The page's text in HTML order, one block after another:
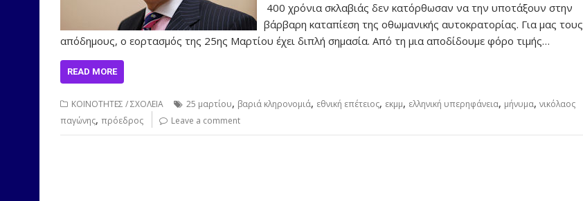
400 χρόνια σκλαβιάς δεν κατόρθωσαν να την υποτάξουν στην
βάρβαρη καταπίεση της οθωμανικής αυτοκρατορίας. Για μας τους
απόδημους, ο εορτασμός της 25ης Μαρτίου έχει διπλή σημασία. Από τη μια αποδίδουμε φόρο τιμής…
READ MORE
ΚΟΙΝΟΤΗΤΕΣ / ΣΧΟΛΕΙΑ 25 μαρτίου, βαριά κληρονομιά, εθνική επέτειος, εκμμ, ελληνική υπερηφάνεια, μήνυμα, νικόλαος
παγώνης, πρόεδρος Leave a comment